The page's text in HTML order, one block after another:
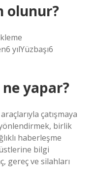
olunur?
yılYüzbaşı6
yapar?
çatışmaya
birlik
haberleşme
bilgi
gereç ve silahları